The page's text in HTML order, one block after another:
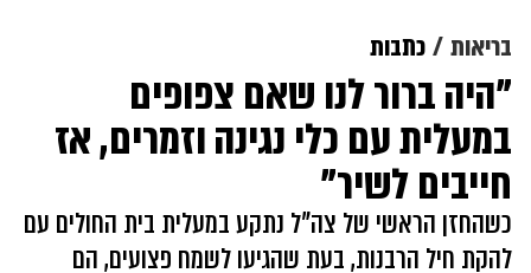
בריאות כתבות
"היה ברור לנו שאם צפופים
במעלית עם כלי נגינה וזמרים, אז
חייבים לשיר"
כשהחזן הראשי של צה"ל נתקע במעלית בית החולים עם
להקת חיל הרבנות, בעת שהגיעו לשמח פצועים, הם